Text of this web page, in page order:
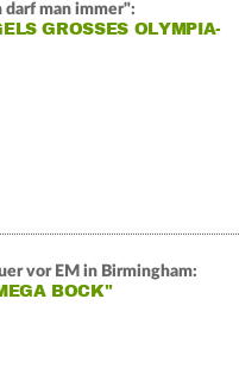
darf man immer":
GROSSES OLYMPIA-Z
vor EM in Birmingham:
BOCK"